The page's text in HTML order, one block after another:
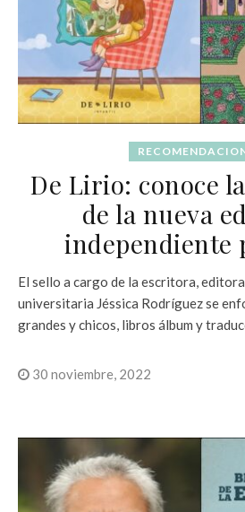
De Lirio: conoce
de la nueva
independiente
El sello a cargo de la escritora,
universitaria Jéssica Rodríguez se
grandes y chicos, libros álbum y
30 noviembre, 2022